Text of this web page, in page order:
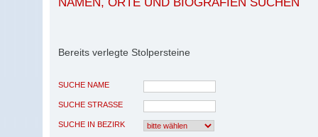
Bereits verlegte Stolpersteine
SUCHE NAME
SUCHE STRASSE
SUCHE IN BEZIRK